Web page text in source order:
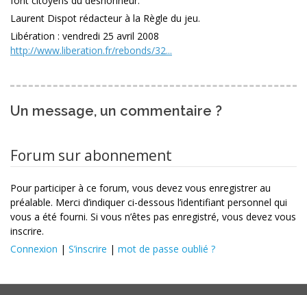
Laurent Dispot rédacteur à la Règle du jeu.
Libération : vendredi 25 avril 2008
http://www.liberation.fr/rebonds/32...
Un message, un commentaire ?
Forum sur abonnement
Pour participer à ce forum, vous devez vous enregistrer au
préalable. Merci d’indiquer ci-dessous l’identifiant personnel qui
vous a été fourni. Si vous n’êtes pas enregistré, vous devez vous
inscrire.
Connexion | S’inscrire | mot de passe oublié ?